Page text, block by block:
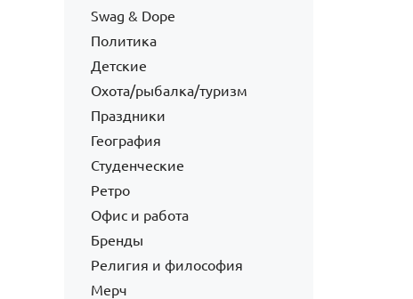
Swag & Dope
Политика
Детские
Охота/рыбалка/туризм
Праздники
География
Студенческие
Ретро
Офис и работа
Бренды
Религия и философия
Мерч